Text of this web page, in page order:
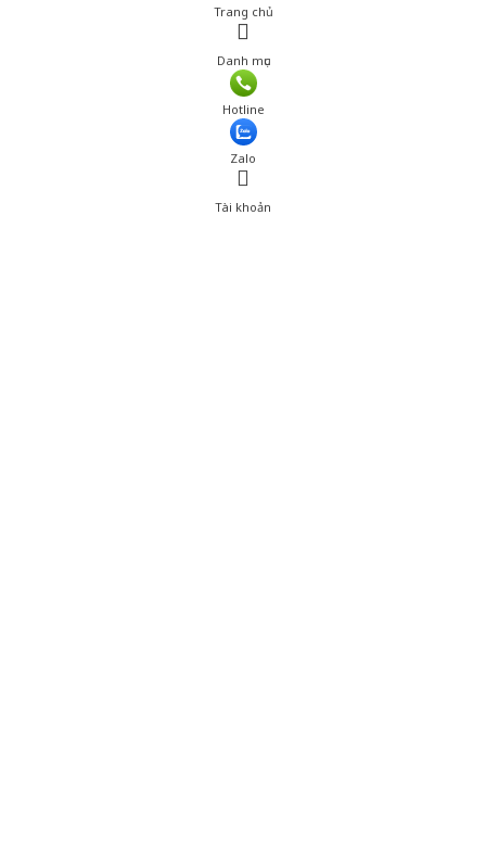
Trang chủ
Danh mục
Hotline
Zalo
Tài khoản